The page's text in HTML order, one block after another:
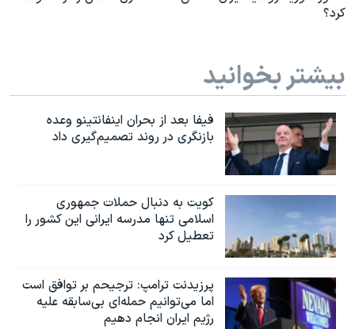
کرد؟
بیشتر بخوانید
فیفا بعد از بحران اینفانتینو وعده
بازنگری در روند تصمیم‌گیری داد
کویت به دنبال حملات جمهوری
اسلامی تنها مدرسه ایرانی این کشور را
تعطیل کرد
پرزیدنت ترامپ: ترجیحم بر توافق است
اما می‌توانیم حمله‌ای بی‌سابقه علیه
رژیم ایران انجام دهیم